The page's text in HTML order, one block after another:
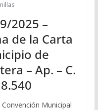
2025 –
de la Carta
de
– Ap. – C.
Municipal